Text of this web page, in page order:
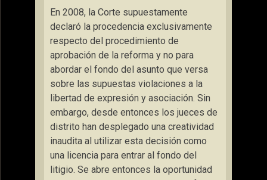
En 2008, la Corte supuestamente
declaró la procedencia exclusivamente
respecto del procedimiento de
aprobación de la reforma y no para
abordar el fondo del asunto que versa
sobre las supuestas violaciones a la
libertad de expresión y asociación. Sin
embargo, desde entonces los jueces de
distrito han desplegado una creatividad
inaudita al utilizar esta decisión como
una licencia para entrar al fondo del
litigio. Se abre entonces la oportunidad